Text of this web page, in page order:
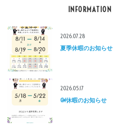
INFORMATION
2026.07.28
夏季休暇のお知らせ
2026.05.17
GW休暇のお知らせ